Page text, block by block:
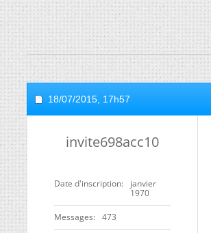
18/07/2015, 17h57
invite698acc10
Date d'inscription
janvier
1970
Messages 473